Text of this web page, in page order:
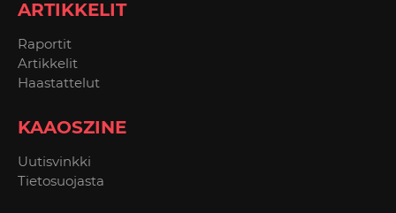
ARTIKKELIT
Raportit
Artikkelit
Haastattelut
KAAOSZINE
Uutisvinkki
Tietosuojasta